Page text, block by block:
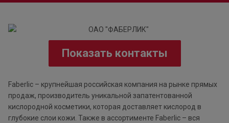
Показать контакты
Faberlic – крупнейшая российская компания на рынке прямых
продаж, производитель уникальной запатентованной
кислородной косметики, которая доставляет кислород в
глубокие слои кожи. Также в ассортименте Faberlic – вся